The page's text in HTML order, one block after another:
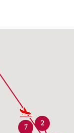
2
7